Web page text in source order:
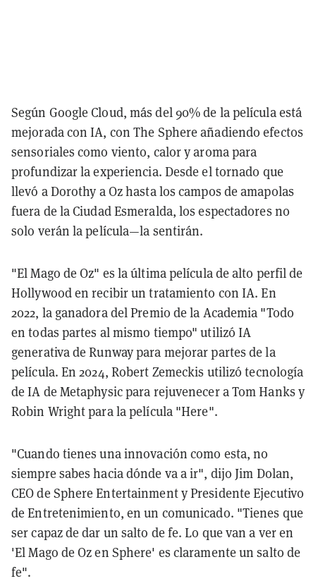
Según Google Cloud, más del 90% de la película está
mejorada con IA, con The Sphere añadiendo efectos
sensoriales como viento, calor y aroma para
profundizar la experiencia. Desde el tornado que
llevó a Dorothy a Oz hasta los campos de amapolas
fuera de la Ciudad Esmeralda, los espectadores no
solo verán la película—la sentirán.
"El Mago de Oz" es la última película de alto perfil de
Hollywood en recibir un tratamiento con IA. En
2022, la ganadora del Premio de la Academia "Todo
en todas partes al mismo tiempo" utilizó IA
generativa de Runway para mejorar partes de la
película. En 2024, Robert Zemeckis utilizó tecnología
de IA de Metaphysic para rejuvenecer a Tom Hanks y
Robin Wright para la película "Here".
"Cuando tienes una innovación como esta, no
siempre sabes hacia dónde va a ir", dijo Jim Dolan,
CEO de Sphere Entertainment y Presidente Ejecutivo
de Entretenimiento, en un comunicado. "Tienes que
ser capaz de dar un salto de fe. Lo que van a ver en
'El Mago de Oz en Sphere' es claramente un salto de
fe".